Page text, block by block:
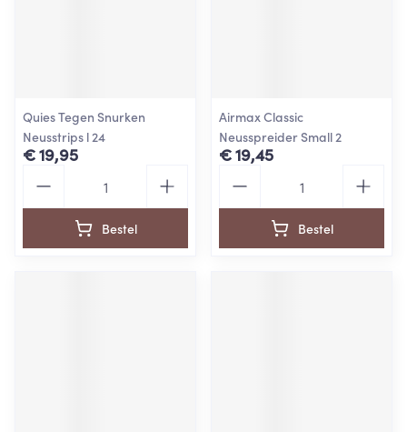
Quies Tegen Snurken
Neusstrips l 24
€ 19,95
Bestel
Airmax Classic
Neusspreider Small 2
€ 19,45
Bestel